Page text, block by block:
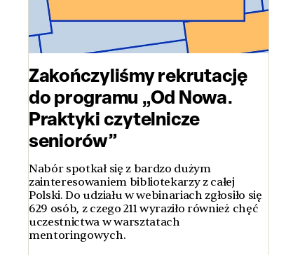
Zakończyliśmy rekrutację
do programu „Od Nowa.
Praktyki czytelnicze
seniorów”
Nabór spotkał się z bardzo dużym
zainteresowaniem bibliotekarzy z całej
Polski. Do udziału w webinariach zgłosiło się
629 osób, z czego 211 wyraziło również chęć
uczestnictwa w warsztatach
mentoringowych.